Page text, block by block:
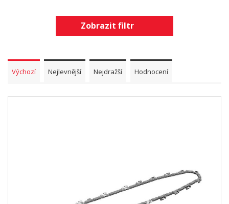
Zobrazit filtr
Výchozí Nejlevnější Nejdražší Hodnocení